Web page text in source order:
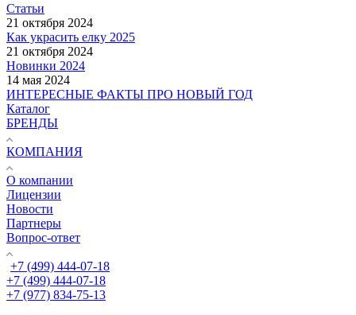
Статьи
21 октября 2024
Как украсить елку 2025
21 октября 2024
Новинки 2024
14 мая 2024
ИНТЕРЕСНЫЕ ФАКТЫ ПРО НОВЫЙ ГОД
Каталог
БРЕНДЫ
КОМПАНИЯ
О компании
Лицензии
Новости
Партнеры
Вопрос-ответ
+7 (499) 444-07-18
+7 (499) 444-07-18
+7 (977) 834-75-13